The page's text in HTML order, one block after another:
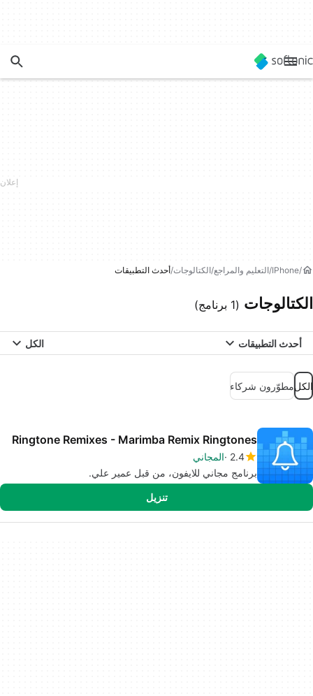
IPhone التعليم والمراجع الكتالوجات أحدث التطبيقات
الكتالوجات (1 برنامج)
أحدث التطبيقات الكل
الكلمطوّرون شركاء
Ringtone Remixes - Marimba Remix Ringtones
2.4 المجاني
برنامج مجاني للايفون، من قبل عمير علي.
تنزيل